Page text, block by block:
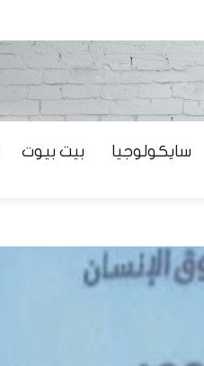
سايكولوجيا بيت بيوت